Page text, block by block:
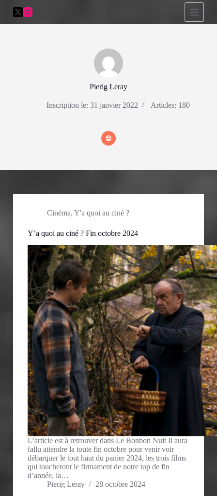
P
s
Pierig Leray
Inscription le: 31 janvier 2022 Articles: 180
Cinéma, Y'a quoi au ciné ?
Y’a quoi au ciné ? Fin octobre 2024
L’article est à retrouver dans Le Bonbon Nuit Il aura
fallu attendre la toute fin octobre pour venir voir
débarquer le tout haut du panier 2024, les trois films
qui toucheront le firmament de notre top de fin
d’année, la…
Pierig Leray
28 octobre 2024